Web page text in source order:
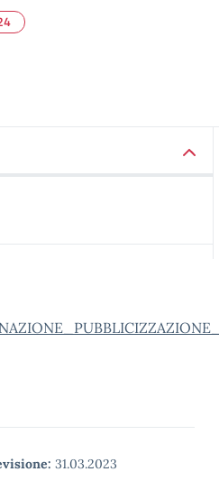
31.03.2023